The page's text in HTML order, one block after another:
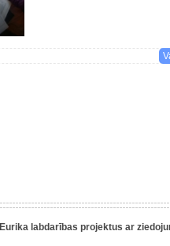
labdarības projektus ar